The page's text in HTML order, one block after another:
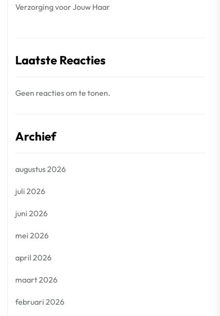
Verzorging voor Jouw Haar
Laatste Reacties
Geen reacties om te tonen.
Archief
augustus 2026
juli 2026
juni 2026
mei 2026
april 2026
maart 2026
februari 2026